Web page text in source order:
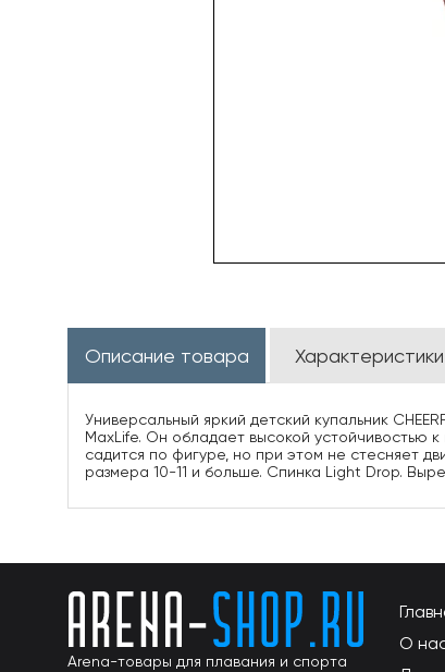
Описание товара Характеристики
Универсальный яркий детский купальник
MaxLife. Он обладает высокой устойчивостью
садится по фигуре, но при этом не стесняет
размера 10-11 и больше. Спинка Light Drop.
Arena-товары для плавания и спорта
О